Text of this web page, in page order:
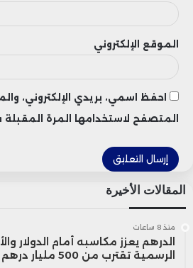
الموقع الإلكتروني
احفظ اسمي، بريدي الإلكتروني،
المتصفح لاستخدامها المرة
المقالات الأخيرة
منذ 8 ساعات
الدرهم يعزز مكاسبه أمام الدولار
الرسمية تقترب من 500 مليار درهم